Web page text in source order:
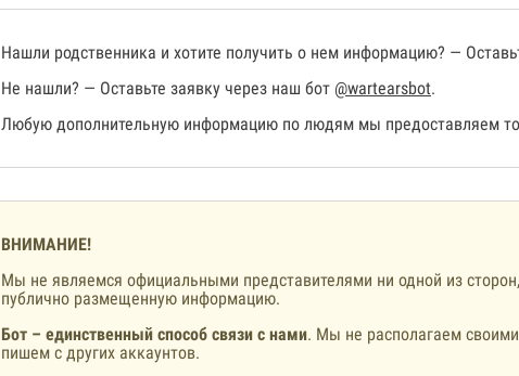
Нашли родственника и хотите получить о нем информацию? —
Не нашли? — Оставьте заявку через наш бот @wartearsbot.
Любую дополнительную информацию по людям мы предоставляем
ВНИМАНИЕ!
Мы не являемся официальными представителями ни одной из сторон,
публично размещенную информацию.
Бот – единственный способ связи с нами. Мы не располагаем
пишем с других аккаунтов.